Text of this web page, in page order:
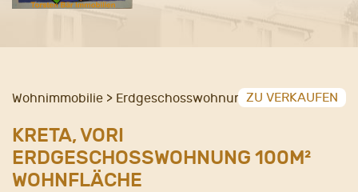
Wohnimmobilie > ErdgeschosswohnungZU VERKAUFEN
KRETA, VORI
ERDGESCHOSSWOHNUNG 100M²
WOHNFLÄCHE